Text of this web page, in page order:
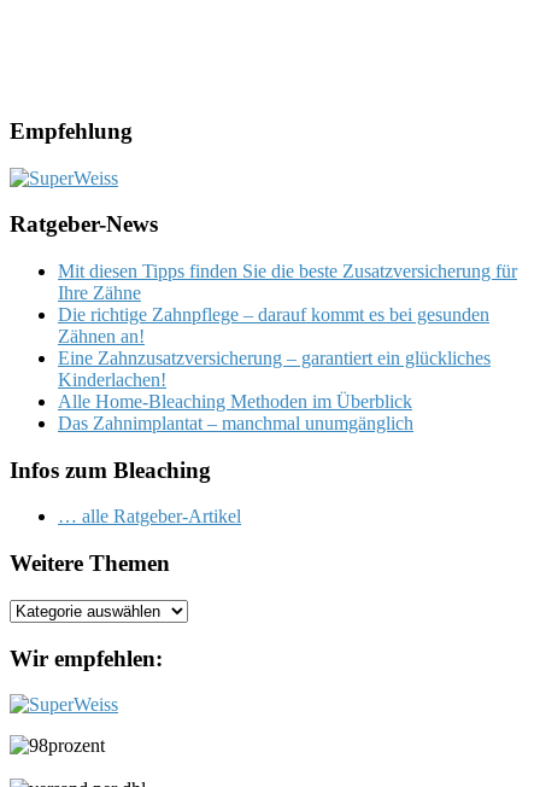
Empfehlung
Ratgeber-News
Mit diesen Tipps finden Sie die beste Zusatzversicherung für
Ihre Zähne
Die richtige Zahnpflege – darauf kommt es bei gesunden
Zähnen an!
Eine Zahnzusatzversicherung – garantiert ein glückliches
Kinderlachen!
Alle Home-Bleaching Methoden im Überblick
Das Zahnimplantat – manchmal unumgänglich
Infos zum Bleaching
… alle Ratgeber-Artikel
Weitere Themen
Weitere
Wir empfehlen: